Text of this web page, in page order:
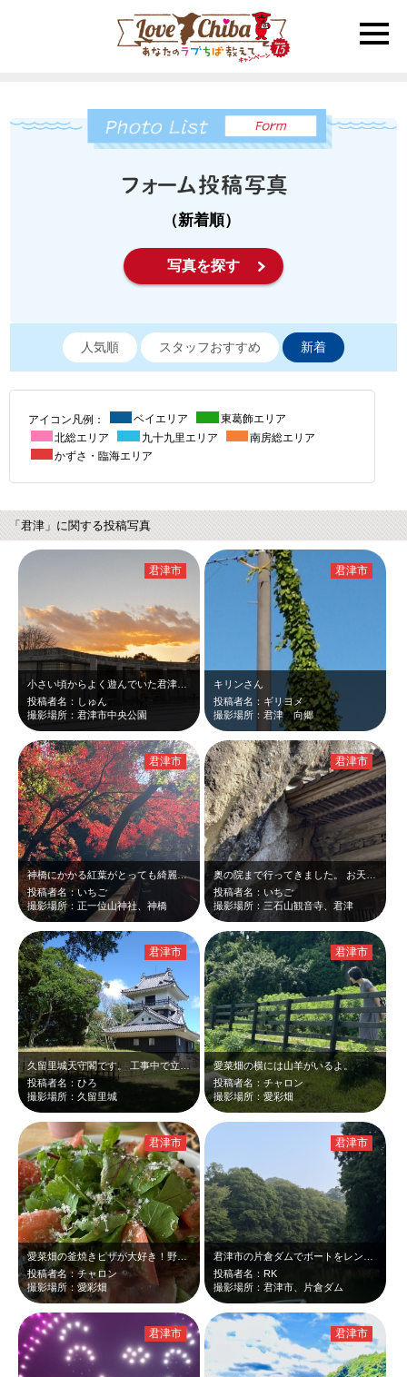
toggle
（新着順）
写真を探す
人気順 スタッフおすすめ 新着
アイコン凡例： ベイエリア
東葛飾エリア
北総エリア
九十九里エリア
南房総エリア
かずさ・臨海エリア
「君津」に関する投稿写真
小さい頃からよく遊んでいた君津中央公園を夕焼けと共に撮影しました。
投稿者名：しゅん
撮影場所：君津市中央公園
君津市
キリンさん
投稿者名：ギリヨメ
撮影場所：君津 向郷
君津市
神橋にかかる紅葉がとっても綺麗でした🍁
投稿者名：いちご
撮影場所：正一位山神社、神橋
君津市
投稿者名：いちご
撮影場所：三石山観音寺、君津
君津市
久留里城天守閣です。 工事中で立ち入りできませんでした。
投稿者名：ひろ
撮影場所：久留里城
君津市
愛菜畑の横には山羊がいるよ。
投稿者名：チャロン
撮影場所：愛彩畑
君津市
愛菜畑の釜焼きピザが大好き！野菜たっぷり。生地はもちもちのお餅のような風味。
投稿者名：チャロン
撮影場所：愛彩畑
君津市
投稿者名：RK
撮影場所：君津市、片倉ダム
君津市
君津市 君津市